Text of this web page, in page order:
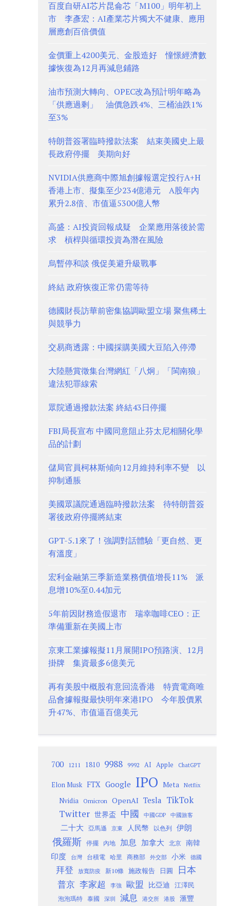
百度自研AI芯片昆侖芯「M100」明年初上
市 李彥宏：AI產業芯片獨大不健康、應用
層應創百倍價值
金價重上4200美元、金股造好 憧憬經濟數
據恢復為12月再減息鋪路
油市預測大轉向、OPEC改為預計明年略為
「供應過剩」 油價急跌4%、三桶油跌1%
至3%
特朗普簽署臨時撥款法案 結束美國史上最
長政府停擺 美期向好
NVIDIA供應商中際旭創據報選定投行A+H
香港上市、擬集至少234億港元 A股年內
累升2.8倍、市值逼5300億人幣
高盛：AI投資回報成疑 企業應用落後於需
求 槓桿與循環投資為潛在風險
烏暫停和談 俄促美避升級戰事
終結 政府恢復正常仍需等待
德國財長訪華前密集協調歐盟立場 聚焦稀土
與競爭力
交易商透露：中國採購美國大豆陷入停滯
大陸懸賞徵集台灣網紅「八炯」「閩南狼」
違法犯罪線索
眾院通過撥款法案 終結43日停擺
FBI局長宣布 中國同意阻止芬太尼相關化學
品的計劃
儲局官員柯林斯傾向12月維持利率不變 以
抑制通脹
美國眾議院通過臨時撥款法案 待特朗普簽
署後政府停擺將結束
GPT-5.1來了！強調對話體驗「更自然、更
有溫度」
宏利金融第三季新造業務價值增長11% 派
息增10%至0.44加元
5年前因財務造假退市 瑞幸咖啡CEO：正
準備重新在美國上市
京東工業據報擬11月展開IPO預路演、12月
掛牌 集資最多6億美元
再有美股中概股有意回流香港 特賣電商唯
品會據報擬最快明年來港IPO 今年股價累
升47%、市值逼百億美元
700 1211 1810 9988 9992 AI Apple ChatGPT
Elon Musk FTX Google IPO Meta Netflix
Nvidia Omicron OpenAI Tesla TikTok
Twitter 世界盃 中國 中國GDP 中國旅客
二十大 亞馬遜 京東 人民幣 以色列 伊朗
俄羅斯 停擺 內地 加息 加拿大 北京
南韓
印度
台灣 台積電 哈里 商務部 外交部 小米 德國
拜登 放寬防疫 新10條 施政報告 日圓 日本
普京 李家超 李強 歐盟 比亞迪 江澤民
泡泡瑪特 泰國 深圳 減息 港交所 港股 滙豐